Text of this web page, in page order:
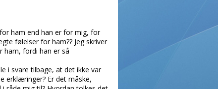
ham end han er for mig, for
følelser for ham?? Jeg skriver
ham, fordi han er så
i svare tilbage, at det ikke var
erklæringer? Er det måske,